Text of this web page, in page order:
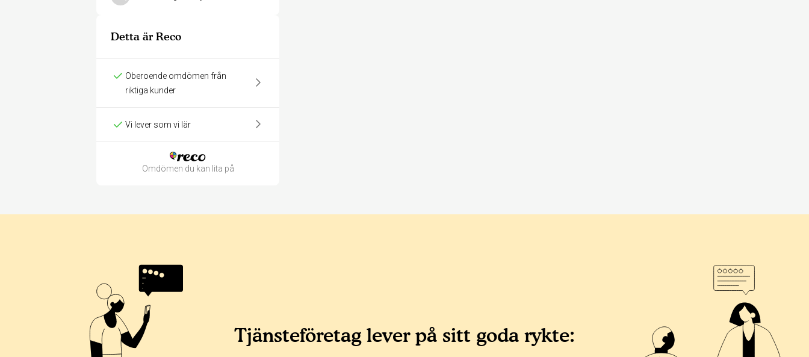
Detta är Reco
Oberoende omdömen från
riktiga kunder
Vi lever som vi lär
Omdömen du kan lita på
365 dagar 90 dagar
30 dagar
Tjänsteföretag lever på sitt goda rykte: